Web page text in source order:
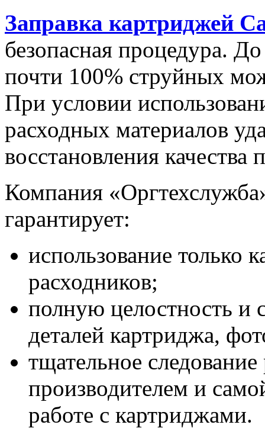
Заправка картриджей
безопасная процедура.
почти 100% струйных
При условии
расходных материалов
восстановления качества
Компания
гарантирует:
использование только
расходников;
полную целостность и
деталей картриджа,
тщательное
производителем и
работе с картриджами.